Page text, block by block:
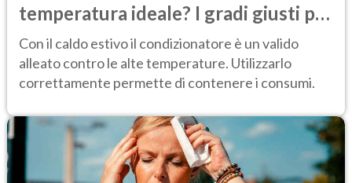
temperatura ideale? I gradi giusti per
stare bene e risparmiare
Con il caldo estivo il condizionatore è un valido
alleato contro le alte temperature. Utilizzarlo
correttamente permette di contenere i consumi.